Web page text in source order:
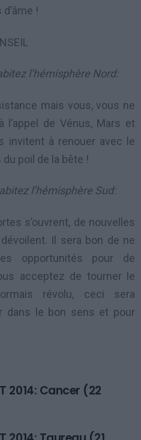
!
l’hémisphère Nord:
mais vous, vous ne
de Vénus, Mars et
invitent à renouer avec le
poil de la bête !
l’hémisphère Sud:
s’ouvrent, de nouvelles
Il sera bon de ne
opportunités pour de
acceptez de tourner le
révolu, ceci sera
dans le bon sens et pour
2014: Cancer (22